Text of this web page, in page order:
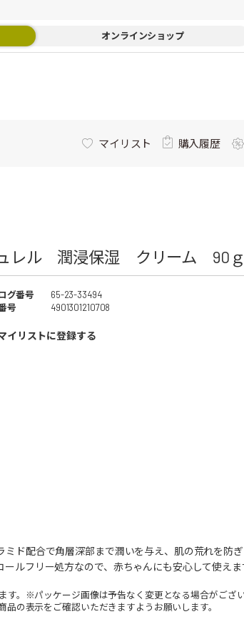
オンラインショップ
マイリスト 購入履歴
レル 潤浸保湿 クリーム 90ｇ
グ番号
65-23-33494
号
4901301210708
イリストに登録する
ド配合で角層深部まで潤いを与え、肌の荒れを防
ルフリー処方なので、赤ちゃんにも安心して使えま
。※パッケージ画像は予告なく変更となる場合がござ
の表示をご確認いただきますようお願いします。